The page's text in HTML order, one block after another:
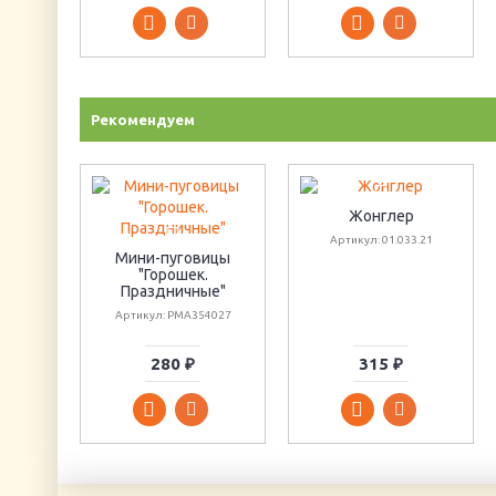
Рекомендуем
Мини-пуговицы
"Горошек.
Праздничные"
Артикул: PMA354027
280 ₽
Жонглер
Артикул: 01.033.21
315 ₽